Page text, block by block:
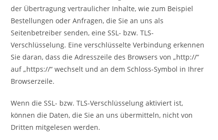
der Übertragung vertraulicher Inhalte, wie zum Beispiel
Bestellungen oder Anfragen, die Sie an uns als
Seitenbetreiber senden, eine SSL- bzw. TLS-
Verschlüsselung. Eine verschlüsselte Verbindung erkennen
Sie daran, dass die Adresszeile des Browsers von „http://“
auf „https://“ wechselt und an dem Schloss-Symbol in Ihrer
Browserzeile.
Wenn die SSL- bzw. TLS-Verschlüsselung aktiviert ist,
können die Daten, die Sie an uns übermitteln, nicht von
Dritten mitgelesen werden.